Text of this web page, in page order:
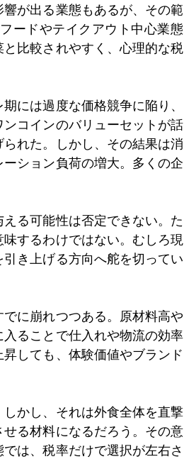
が出る業態もあるが、その範
ードやテイクアウト中心業態
比較されやすく、心理的な税
には過度な価格競争に陥り、
コインのバリューセットが話
れた。しかし、その結果は消
ション負荷の増大。多くの企
る可能性は否定できない。た
するわけではない。むしろ現
き上げる方向へ舵を切ってい
に崩れつつある。原材料高や
ることで仕入れや物流の効率
しても、体験価値やブランド
かし、それは外食全体を直撃
る材料になるだろう。その意
は、税率だけで選択が左右さ